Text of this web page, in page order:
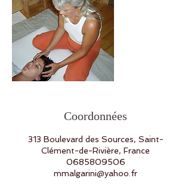
Coordonnées
313 Boulevard des Sources, Saint-
Clément-de-Rivière, France
0685809506
mmalgarini@yahoo.fr